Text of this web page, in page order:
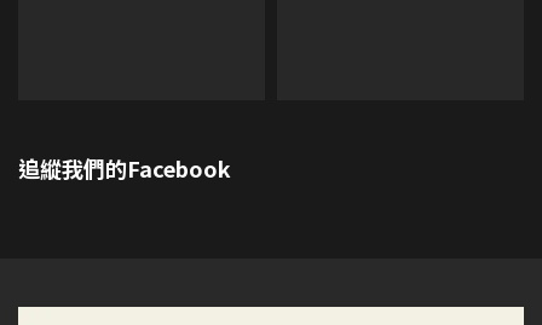
追縱我們的Facebook